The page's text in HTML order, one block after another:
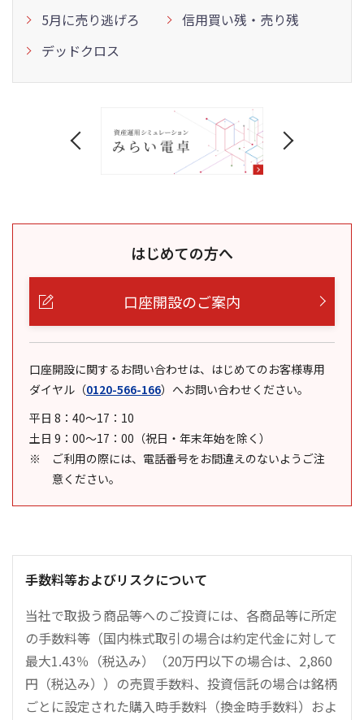
5月に売り逃げろ
信用買い残・売り残
デッドクロス
はじめての方へ
口座開設のご案内
口座開設に関するお問い合わせは、はじめてのお客様専用
ダイヤル （0120-566-166） へお問い合わせください。
平日 8：40～17：10
土日 9：00～17：00（祝日・年末年始を除く）
ご利用の際には、電話番号をお間違えのないようご注
意ください。
手数料等およびリスクについて
当社で取扱う商品等へのご投資には、各商品等に所定
の手数料等（国内株式取引の場合は約定代金に対して
最大1.43％（税込み）（20万円以下の場合は、2,860
円（税込み））の売買手数料、投資信託の場合は銘柄
ごとに設定された購入時手数料（換金時手数料）およ